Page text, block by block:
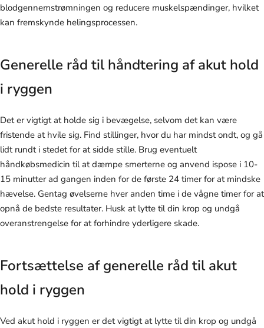
blodgennemstrømningen og reducere muskelspændinger, hvilket
kan fremskynde helingsprocessen.
Generelle råd til håndtering af akut hold
i ryggen
Det er vigtigt at holde sig i bevægelse, selvom det kan være
fristende at hvile sig. Find stillinger, hvor du har mindst ondt, og gå
lidt rundt i stedet for at sidde stille. Brug eventuelt
håndkøbsmedicin til at dæmpe smerterne og anvend ispose i 10-
15 minutter ad gangen inden for de første 24 timer for at mindske
hævelse. Gentag øvelserne hver anden time i de vågne timer for at
opnå de bedste resultater. Husk at lytte til din krop og undgå
overanstrengelse for at forhindre yderligere skade.
Fortsættelse af generelle råd til akut
hold i ryggen
Ved akut hold i ryggen er det vigtigt at lytte til din krop og undgå